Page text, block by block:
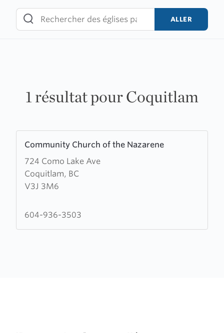
content
ALLER
1 résultat pour Coquitlam
Community Church of the Nazarene
724 Como Lake Ave
Coquitlam, BC
V3J 3M6
more
about
Community
Church
the604-936-3503